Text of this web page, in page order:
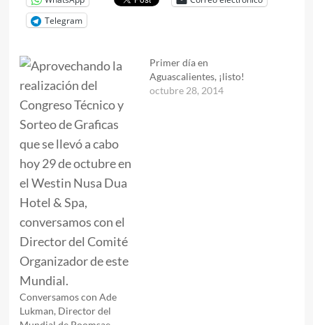
Telegram
Conversamos con Ade
Lukman, Director del
Primer día en
Aguascalientes, ¡listo!
octubre 28, 2014